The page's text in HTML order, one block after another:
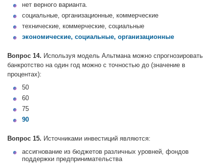
нет верного варианта.
социальные, организационные, коммерческие
технические, коммерческие, социальные
экономические, социальные, организационные
Вопрос 14. Используя модель Альтмана можно спрогнозировать
банкротство на один год можно с точностью до (значение в
процентах):
50
60
75
90
Вопрос 15. Источниками инвестиций являются:
ассигнование из бюджетов различных уровней, фондов
поддержки предпринимательства